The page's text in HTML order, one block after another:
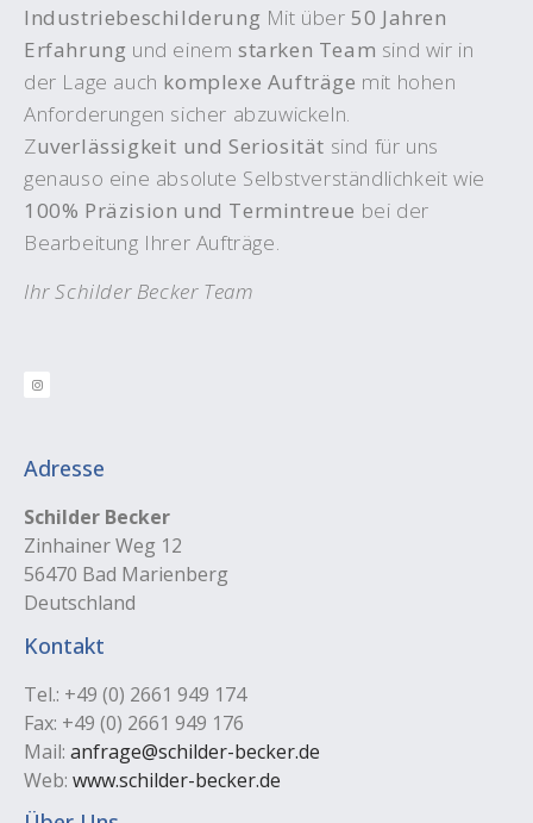
Industriebeschilderung Mit über50 Jahren
Erfahrung und einemstarken Team sind wir in
der Lage auch komplexe Aufträge mit hohen
Anforderungen sicher abzuwickeln.
Zuverlässigkeit und Seriosität sind für uns
genauso eine absolute Selbstverständlichkeit wie
100% Präzision und Termintreue bei der
Bearbeitung Ihrer Aufträge.
Ihr Schilder Becker Team
Adresse
Schilder Becker
Zinhainer Weg 12
56470 Bad Marienberg
Deutschland
Kontakt
Tel.: +49 (0) 2661 949 174
Fax: +49 (0) 2661 949 176
Mail: anfrage@schilder-becker.de
Web: www.schilder-becker.de